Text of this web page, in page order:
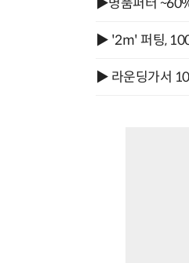
▶명품퍼터
▶ '2m' 퍼팅,
▶ 라운딩가서